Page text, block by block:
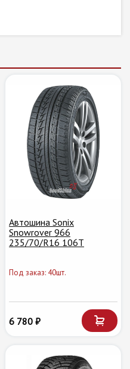
Автошина Sonix
Snowrover 966
235/70/R16 106T
Под заказ: 40шт.
6 780 ₽